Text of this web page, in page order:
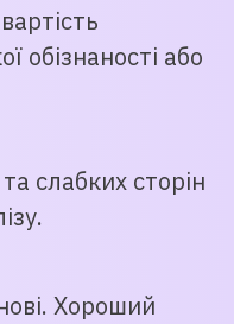
обізнаності або
слабких сторін
Хороший